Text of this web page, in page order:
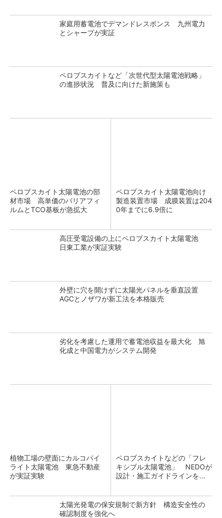
家庭用蓄電池でデマンドレスポンス 九州電力
とシャープが実証
ペロブスカイトなど「次世代型太陽電池戦略」
の進捗状況 普及に向けた新施策も
ペロブスカイト太陽電池の部
材市場 高単価のバリアフィ
ルムとTCO基板が急拡大
ペロブスカイト太陽電池向け
製造装置市場 成膜装置は204
0年までに6.9倍に
高圧受電設備の上にペロブスカイト太陽電池
日東工業が実証実験
外壁に穴を開けずに太陽光パネルを垂直設置
AGCとノザワが新工法を本格販売
劣化を考慮した運用で蓄電池収益を最大化 旭
化成と中国電力がシステム開発
植物工場の壁面にカルコパイ
ライト太陽電池 東急不動産
が実証実験
ペロブスカイトなどの「フレ
キシブル太陽電池」 NEDOが
設計・施工ガイドラインを...
太陽光発電の保安規制で新方針 構造安全性の
確認制度を強化へ